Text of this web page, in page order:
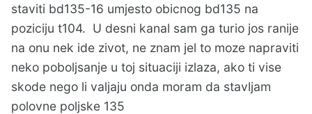
staviti bd135-16 umjesto obicnog bd135 na
poziciju t104. U desni kanal sam ga turio jos ranije
na onu nek ide zivot, ne znam jel to moze napraviti
neko poboljsanje u toj situaciji izlaza, ako ti vise
skode nego li valjaju onda moram da stavljam
polovne poljske 135